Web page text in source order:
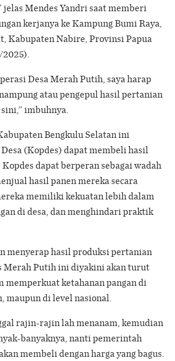
jelas Mendes Yandri saat memberi
kerjanya ke Kampung Bumi Raya,
Kabupaten Nabire, Provinsi Papua
2025).
Desa Merah Putih, saya harap
atau pengepul hasil pertanian
imbuhnya.
Bengkulu Selatan ini
(Kopdes) dapat membeli hasil
dapat berperan sebagai wadah
hasil panen mereka secara
memiliki kekuatan lebih dalam
di desa, dan menghindari praktik
menyerap hasil produksi pertanian
Merah Putih ini diyakini akan turut
ketahanan pangan di
maupun di level nasional.
rajin-rajin lah menanam, kemudian
banyaknya, nanti pemerintah
membeli dengan harga yang bagus.